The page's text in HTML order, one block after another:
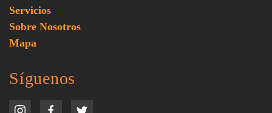
Servicios
Sobre Nosotros
Mapa
Síguenos